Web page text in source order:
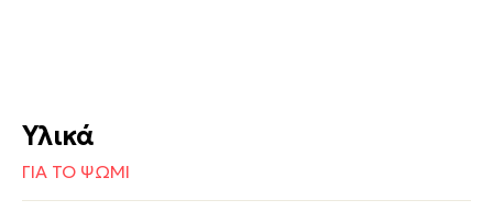
Υλικά
ΓΙΑ ΤΟ ΨΩΜΙ